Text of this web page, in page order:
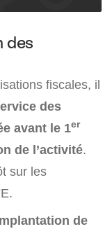
des
fiscales, il
des
avant le 1er
de l’activité.
sur les
de